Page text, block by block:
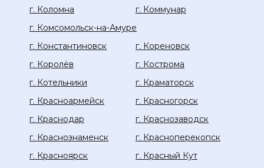
г. Коломна
г. Коммунар
г. Комсомольск-на-Амуре
г. Константиновск
г. Кореновск
г. Королёв
г. Кострома
г. Котельники
г. Краматорск
г. Красноармейск
г. Красногорск
г. Краснодар
г. Краснозаводск
г. Краснознаменск
г. Красноперекопск
г. Красноярск
г. Красный Кут